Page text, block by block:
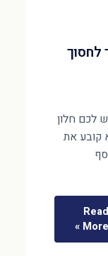
– איך לחסוך
פרשתם אחרי גיל 55? יש לכם חלון
קובע את
Read
More »